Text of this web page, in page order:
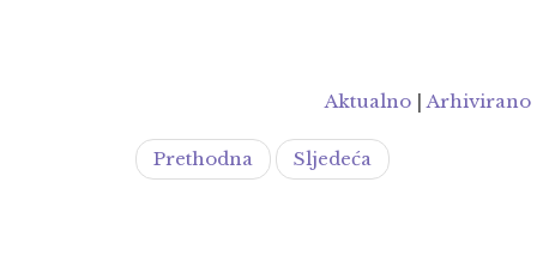
Aktualno |Arhivirano
Prethodna Sljedeća